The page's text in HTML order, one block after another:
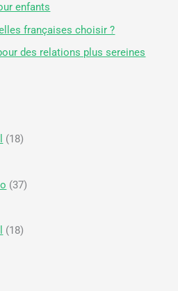
enfants
françaises choisir ?
des relations plus sereines
(18)
(37)
(18)